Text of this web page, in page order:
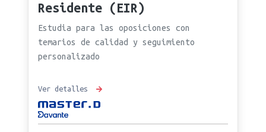
Residente (EIR)
Estudia para las oposiciones con
temarios de calidad y seguimiento
personalizado
Ver detalles